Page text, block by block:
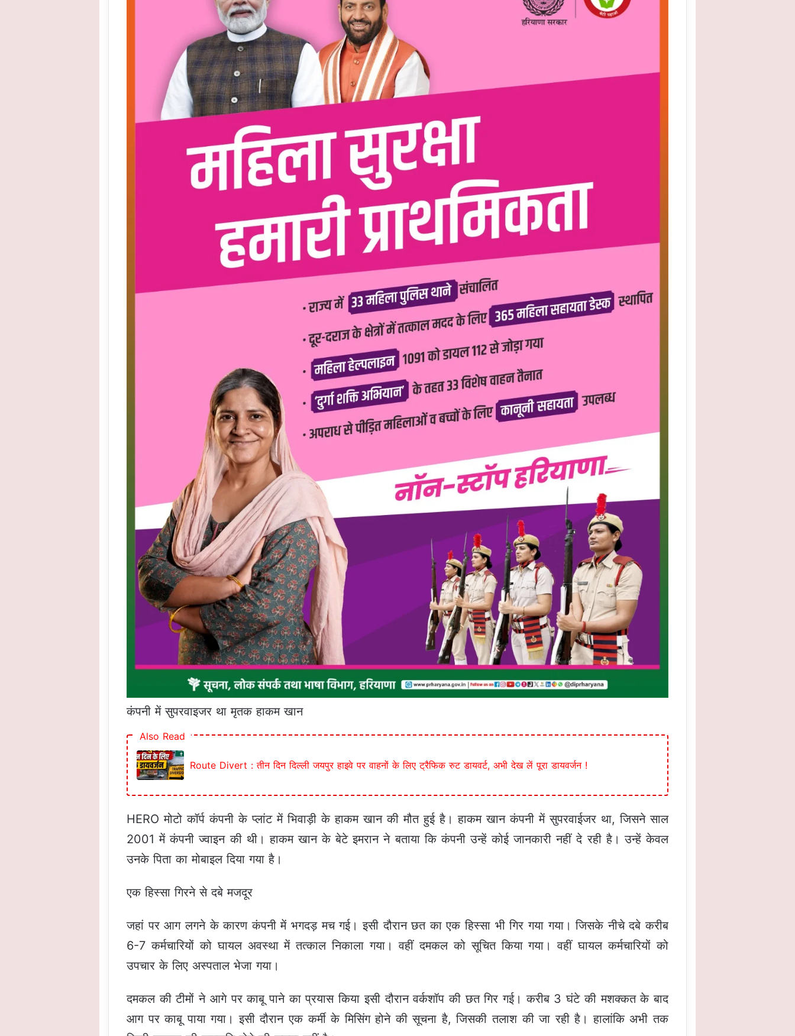
कंपनी में सुपरवाइजर था मृतक हाकम खान
Also Read
Route Divert : तीन दिन दिल्ली जयपुर हाइवे पर वाहनों के लिए ट्रैफिक रुट डायवर्ट, अभी देख लें पूरा डायवर्जन !
HERO मोटो कॉर्प कंपनी के प्लांट में भिवाड़ी के हाकम खान की मौत हुई है। हाकम खान कंपनी में सुपरवाईजर था, जिसने साल
2001 में कंपनी ज्वाइन की थी। हाकम खान के बेटे इमरान ने बताया कि कंपनी उन्हें कोई जानकारी नहीं दे रही है। उन्हें केवल
उनके पिता का मोबाइल दिया गया है।
एक हिस्सा गिरने से दबे मजदूर
जहां पर आग लगने के कारण कंपनी में भगदड़ मच गई। इसी दौरान छत का एक हिस्सा भी गिर गया गया। जिसके नीचे दबे करीब
6-7 कर्मचारियों को घायल अवस्था में तत्काल निकाला गया। वहीं दमकल को सूचित किया गया। वहीं घायल कर्मचारियों को
उपचार के लिए अस्पताल भेजा गया।
दमकल की टीमों ने आगे पर काबू पाने का प्रयास किया इसी दौरान वर्कशॉप की छत गिर गई। करीब 3 घंटे की मशक्कत के बाद
आग पर काबू पाया गया। इसी दौरान एक कर्मी के मिसिंग होने की सूचना है, जिसकी तलाश की जा रही है। हालांकि अभी तक